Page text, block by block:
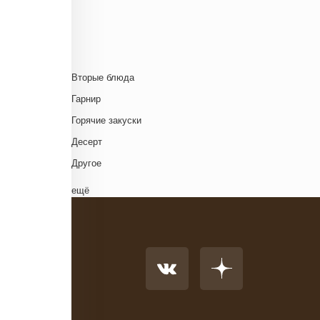
Венгерская кухня
Греческая кухня
Грузинская кухня
Еврейская кухня
Европейская кухня
Испанская кухня
Вторые блюда
Гарнир
Горячие закуски
Десерт
Другое
Комплексный обед
ещё